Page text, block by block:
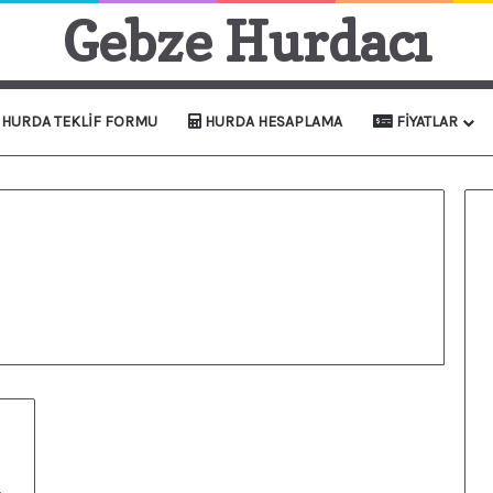
Gebze Hurdacı
TEKLIF FORMU HURDA HESAPLAMA FIYATLAR